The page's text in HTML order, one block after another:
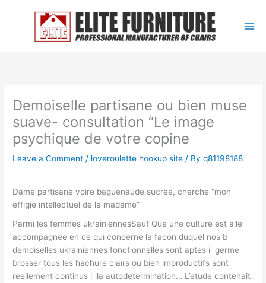
Demoiselle partisane ou bien muse
suave- consultation “Le image
psychique de votre copine
Leave a Comment / loveroulette hookup site / Byq81198188
Dame partisane voire baguenaude sucree, cherche “mon
effigie intellectuel de la madame”
Parmi les femmes ukrainiennesSauf Que une culture est alle
accompagnee en ce qui concerne la facon duquel nos b
demoiselles ukrainiennes fonctionnelles sont aptes i germe
brosser tous les hachure clairs ou bien improductifs sont
reellement continus i la autodetermination… L’etude contenait